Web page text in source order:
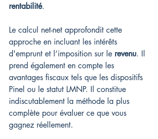
rentabilité.
Le calcul net-net approfondit cette
approche en incluant les intérêts
d'emprunt et l’imposition sur le revenu. Il
prend également en compte les
avantages fiscaux tels que les dispositifs
Pinel ou le statut LMNP. Il constitue
indiscutablement la méthode la plus
complète pour évaluer ce que vous
gagnez réellement.